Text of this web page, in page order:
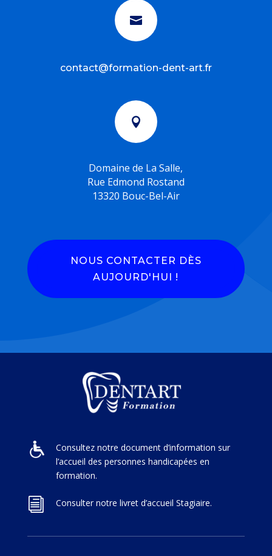

contact@formation-dent-art.fr

Domaine de La Salle,
Rue Edmond Rostand
13320 Bouc-Bel-Air
NOUS CONTACTER DÈS
AUJOURD'HUI !
Consultez notre document d’information sur
l’accueil des personnes handicapées en
formation.
i Consulter notre livret d’accueil Stagiaire.